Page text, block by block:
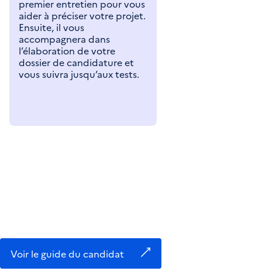
premier entretien pour vous
aider à préciser votre projet.
Ensuite, il vous
accompagnera dans
l’élaboration de votre
dossier de candidature et
vous suivra jusqu’aux tests.
Voir le guide du candidat